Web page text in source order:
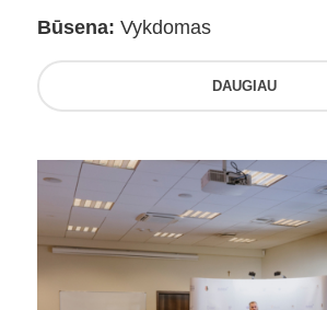
Būsena: Vykdomas
DAUGIAU